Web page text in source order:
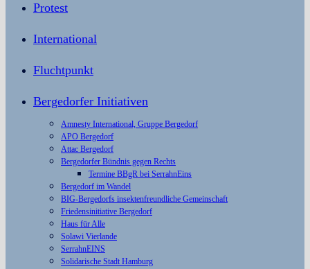
Protest
International
Fluchtpunkt
Bergedorfer Initiativen
Amnesty International, Gruppe Bergedorf
APO Bergedorf
Attac Bergedorf
Bergedorfer Bündnis gegen Rechts
Termine BBgR bei SerrahnEins
Bergedorf im Wandel
BIG-Bergedorfs insektenfreundliche Gemeinschaft
Friedensinitiative Bergedorf
Haus für Alle
Solawi Vierlande
SerrahnEINS
Solidarische Stadt Hamburg